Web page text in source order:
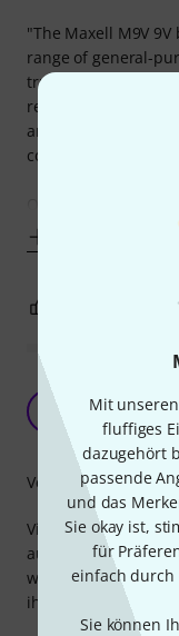
Mit
fluffiges
dazugehört
passende
und das
Sie okay ist,
für
einfach durch
Sie können
"The Maxell M9V
range of general-
trusted brand,
reliability and
and advanced
constant and stable
One notable
Effektgerät
Viele Menschen
auch ihren
werden billigste
ihrer Haltbarkeit
Verarbeitung